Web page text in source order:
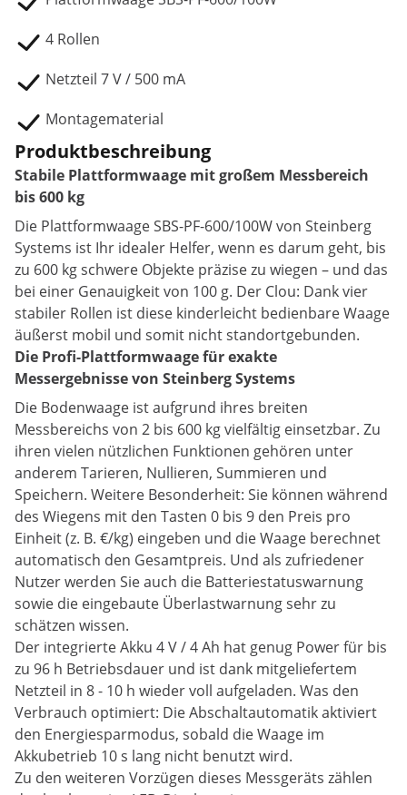
4 Rollen
Netzteil 7 V / 500 mA
Montagematerial
Produktbeschreibung
Stabile Plattformwaage mit großem Messbereich
bis 600 kg
Die Plattformwaage SBS-PF-600/100W von Steinberg
Systems ist Ihr idealer Helfer, wenn es darum geht, bis
zu 600 kg schwere Objekte präzise zu wiegen – und das
bei einer Genauigkeit von 100 g. Der Clou: Dank vier
stabiler Rollen ist diese kinderleicht bedienbare Waage
äußerst mobil und somit nicht standortgebunden.
Die Profi-Plattformwaage für exakte
Messergebnisse von Steinberg Systems
Die Bodenwaage ist aufgrund ihres breiten
Messbereichs von 2 bis 600 kg vielfältig einsetzbar. Zu
ihren vielen nützlichen Funktionen gehören unter
anderem Tarieren, Nullieren, Summieren und
Speichern. Weitere Besonderheit: Sie können während
des Wiegens mit den Tasten 0 bis 9 den Preis pro
Einheit (z. B. €/kg) eingeben und die Waage berechnet
automatisch den Gesamtpreis. Und als zufriedener
Nutzer werden Sie auch die Batteriestatuswarnung
sowie die eingebaute Überlastwarnung sehr zu
schätzen wissen.
Der integrierte Akku 4 V / 4 Ah hat genug Power für bis
zu 96 h Betriebsdauer und ist dank mitgeliefertem
Netzteil in 8 - 10 h wieder voll aufgeladen. Was den
Verbrauch optimiert: Die Abschaltautomatik aktiviert
den Energiesparmodus, sobald die Waage im
Akkubetrieb 10 s lang nicht benutzt wird.
Zu den weiteren Vorzügen dieses Messgeräts zählen